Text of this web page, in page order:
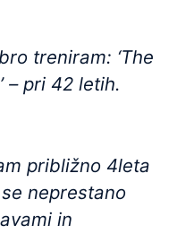
treniram: ‘The
– pri 42 letih.
približno 4leta
neprestano
in